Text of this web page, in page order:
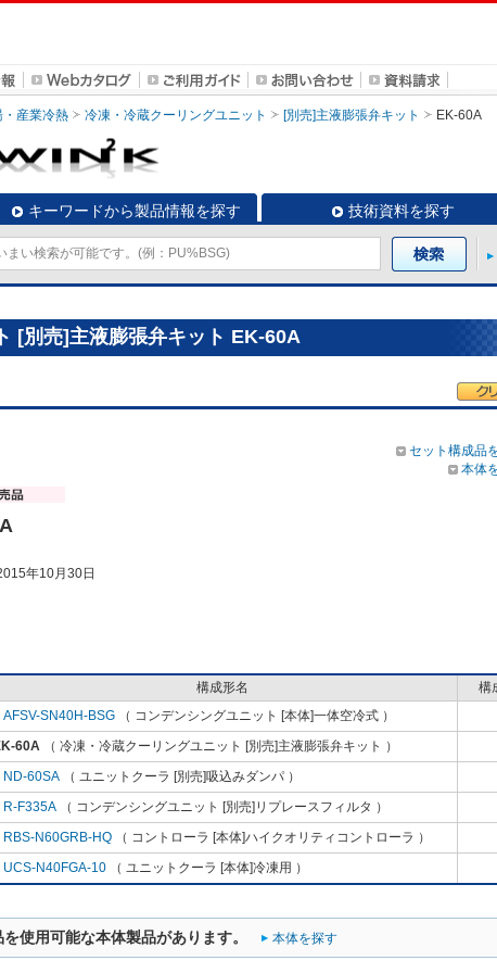
・産業冷熱 冷凍・冷蔵クーリングユニット [別売]主液膨張弁キット EK-60A
キーワードから製品情報を探す 技術資料を探す
[別売]主液膨張弁キット EK-60A
セット構成品
本体
年10月30日
構成形名
構
AFSV-SN40H-BSG （ コンデンシングユニット [本体]一体空冷式 ）
60A （ 冷凍・冷蔵クーリングユニット [別売]主液膨張弁キット ）
ND-60SA （ ユニットクーラ [別売]吸込みダンパ ）
R-F335A （ コンデンシングユニット [別売]リプレースフィルタ ）
RBS-N60GRB-HQ （ コントローラ [本体]ハイクオリティコントローラ ）
UCS-N40FGA-10 （ ユニットクーラ [本体]冷凍用 ）
使用可能な本体製品があります。 本体を探す